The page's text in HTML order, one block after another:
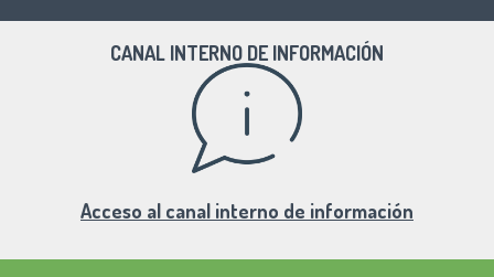
CANAL INTERNO DE INFORMACIÓN
Acceso al canal interno de información